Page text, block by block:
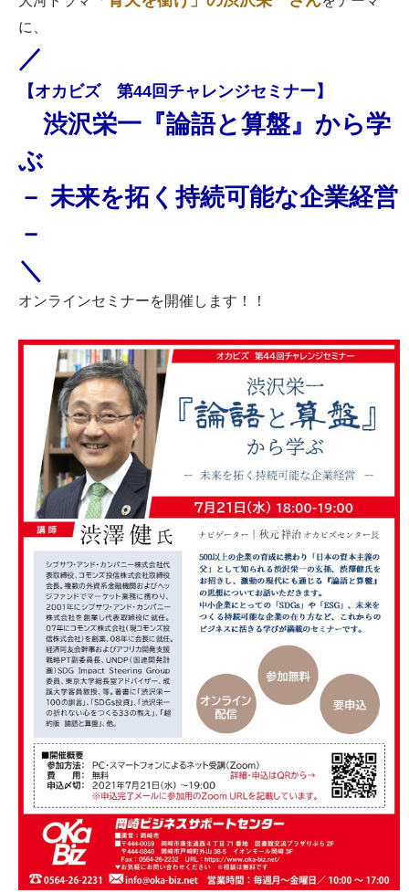
に、
／
【オカビズ 第44回チャレンジセミナー】
渋沢栄一『論語と算盤』から学
ぶ
－ 未来を拓く持続可能な企業経営
－
＼
オンラインセミナーを開催します！！